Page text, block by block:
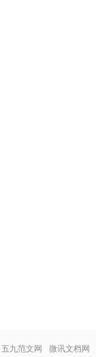
五九范文网 微讯文档网